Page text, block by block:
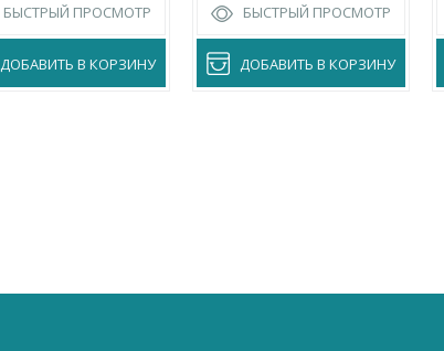
БЫСТРЫЙ ПРОСМОТР
ДОБАВИТЬ В КОРЗИНУ
БЫСТРЫЙ ПРОСМОТР
ДОБАВИТЬ В КОРЗИНУ